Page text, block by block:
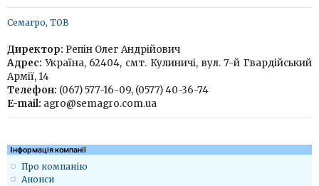
Семагро, ТОВ
Директор: Репін Олег Андрійович
Адрес: Україна, 62404, смт. Кулиничі, вул. 7-й Гвардійський
Армії, 14
Телефон: (067) 577-16-09, (0577) 40-36-74
E-mail: agro@semagro.com.ua
Iнформація компанії
Про компанію
Анонси